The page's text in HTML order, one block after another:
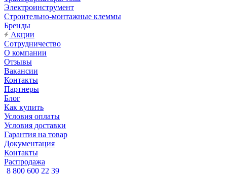
Электроинструмент
Строительно-монтажные клеммы
Бренды
Акции
Сотрудничество
О компании
Отзывы
Вакансии
Контакты
Партнеры
Блог
Как купить
Условия оплаты
Условия доставки
Гарантия на товар
Документация
Контакты
Распродажа
8 800 600 22 39